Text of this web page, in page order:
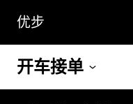
容
优步
开车接单